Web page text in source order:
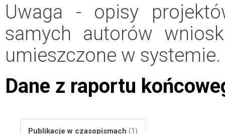
Uwaga - opisy
samych autorów
umieszczone w systemie.
Dane z raportu
Publikacje w czasopismach (1)